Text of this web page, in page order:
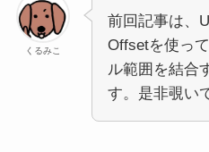
くるみこ
前回記事は、
Offsetを使っ
ル範囲を結合
す。是非覗い